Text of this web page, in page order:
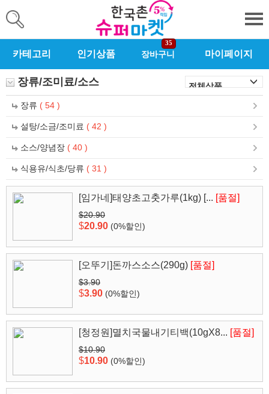
카테고리 인기상품 장바구니
35
마이페이지
장류/조미료/소스
장류 ( 54 )
설탕/소금/조미료 ( 42 )
소스/양념장 ( 40 )
식용유/식초/당류 ( 31 )
[임가네]태양초고춧가루(1kg) [... [품절]
$20.90
$20.90 (0%할인)
[오뚜기]돈까스소스(290g) [품절]
$3.90
$3.90 (0%할인)
[청정원]멸치국물내기티백(10gX8... [품절]
$10.90
$10.90 (0%할인)